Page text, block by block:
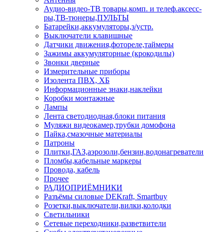
Аудио-видео-ТВ товары,комп. и телеф.аксесс-
ры,ТВ-тюнеры,ПУЛЬТЫ
Батарейки,аккумуляторы,з/устр.
Выключатели клавишные
Датчики движения,фотореле,таймеры
Зажимы аккумуляторные (крокодилы)
Звонки дверные
Измерительные приборы
Изолента ПВХ, ХБ
Информационные знаки,наклейки
Коробки монтажные
Лампы
Лента светодиодная,блоки питания
Муляжи видеокамер,трубки домофона
Пайка,смазочные материалы
Патроны
Плитки,ГАЗ,аэрозоли,бензин,водонагреватели
Пломбы,кабельные маркеры
Провода, кабель
Прочее
РАДИОПРИЁМНИКИ
Разъёмы силовые DEKraft, Smartbuy
Розетки,выключатели,вилки,колодки
Светильники
Сетевые переходники,разветвители